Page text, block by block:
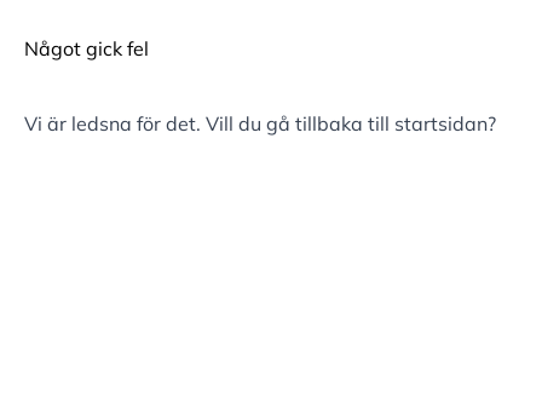
Något gick fel
Vi är ledsna för det. Vill du gå tillbaka till startsidan?